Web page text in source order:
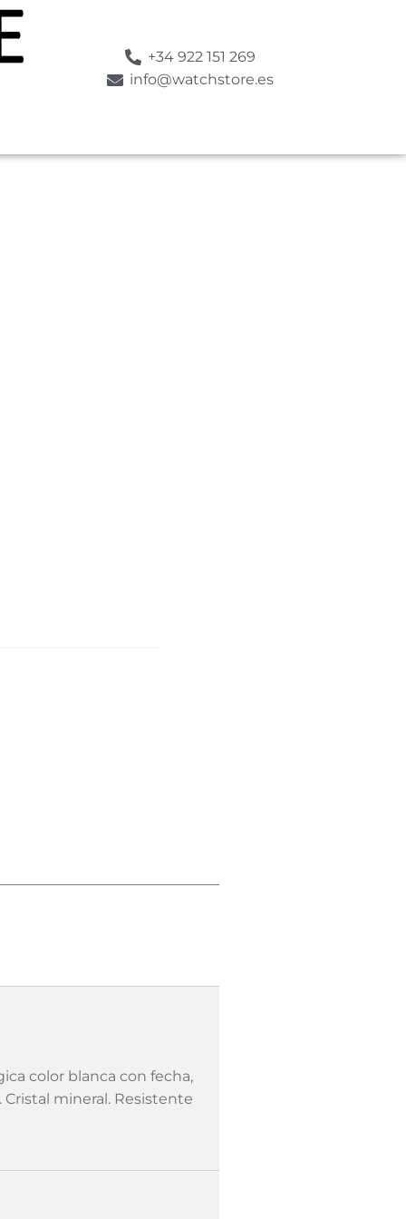
+34 922 151 269
info@watchstore.es
color blanca con fecha,
mineral. Resistente